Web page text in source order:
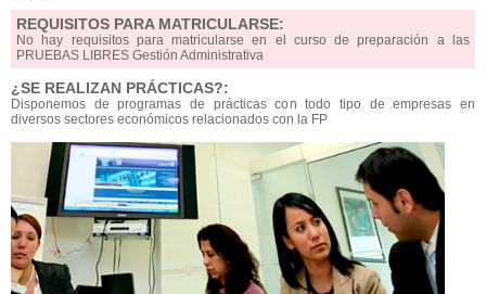
REQUISITOS PARA MATRICULARSE:
No hay requisitos para matricularse en el curso de preparación a las
PRUEBAS LIBRES Gestión Administrativa
¿SE REALIZAN PRÁCTICAS?:
Disponemos de programas de prácticas con todo tipo de empresas en
diversos sectores económicos relacionados con la FP